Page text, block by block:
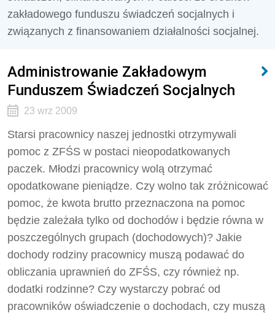
zakładowego funduszu świadczeń socjalnych i
związanych z finansowaniem działalności socjalnej.
Administrowanie Zakładowym
Funduszem Świadczeń Socjalnych
23 wrz 2009
Starsi pracownicy naszej jednostki otrzymywali
pomoc z ZFŚS w postaci nieopodatkowanych
paczek. Młodzi pracownicy wolą otrzymać
opodatkowane pieniądze. Czy wolno tak zróżnicować
pomoc, że kwota brutto przeznaczona na pomoc
będzie zależała tylko od dochodów i będzie równa w
poszczególnych grupach (dochodowych)? Jakie
dochody rodziny pracownicy muszą podawać do
obliczania uprawnień do ZFŚS, czy również np.
dodatki rodzinne? Czy wystarczy pobrać od
pracowników oświadczenie o dochodach, czy muszą